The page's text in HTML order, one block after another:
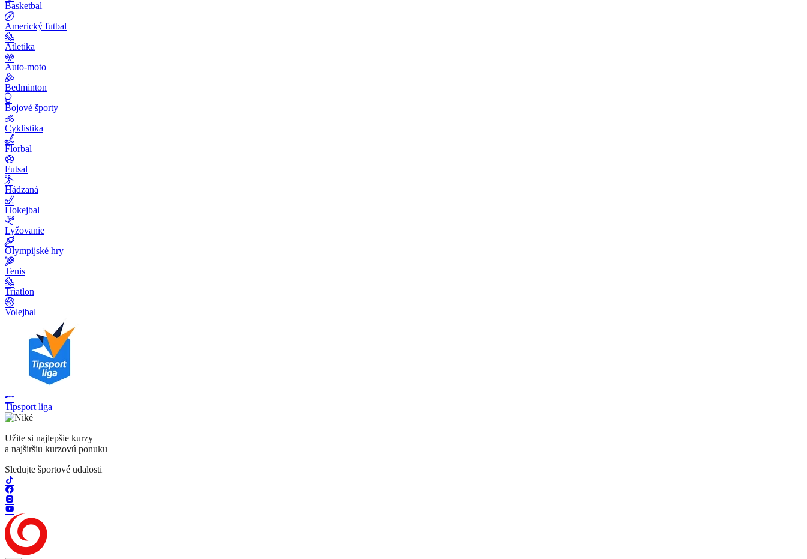
Basketbal
Americký futbal
Atletika
Auto-moto
Bedminton
Bojové športy
Cyklistika
Florbal
Futsal
Hádzaná
Hokejbal
Lyžovanie
Olympijské hry
Tenis
Triatlon
Volejbal
Tipsport liga
Užite si najlepšie kurzy
a najširšiu kurzovú ponuku
Sledujte športové udalosti